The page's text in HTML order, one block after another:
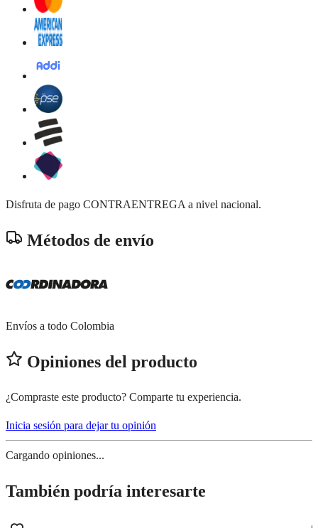
Disfruta de pago CONTRAENTREGA a nivel nacional.
Métodos de envío
Envíos a todo Colombia
Opiniones del producto
¿Compraste este producto? Comparte tu experiencia.
Inicia sesión para dejar tu opinión
Cargando opiniones...
También podría interesarte